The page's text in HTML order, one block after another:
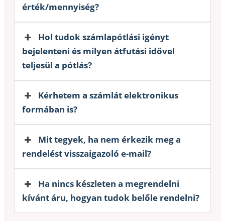
érték/mennyiség?
Hol tudok számlapótlási igényt
bejelenteni és milyen átfutási idővel
teljesül a pótlás?
Kérhetem a számlát elektronikus
formában is?
Mit tegyek, ha nem érkezik meg a
rendelést visszaigazoló e-mail?
Ha nincs készleten a megrendelni
kívánt áru, hogyan tudok belőle rendelni?